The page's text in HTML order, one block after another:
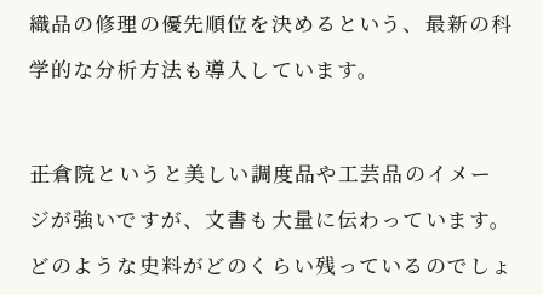
織品の修理の優先順位を決めるという、最新の科
学的な分析方法も導入しています。
――正倉院というと美しい調度品や工芸品のイメー
ジが強いですが、文書も大量に伝わっています。
どのような史料がどのくらい残っているのでしょ